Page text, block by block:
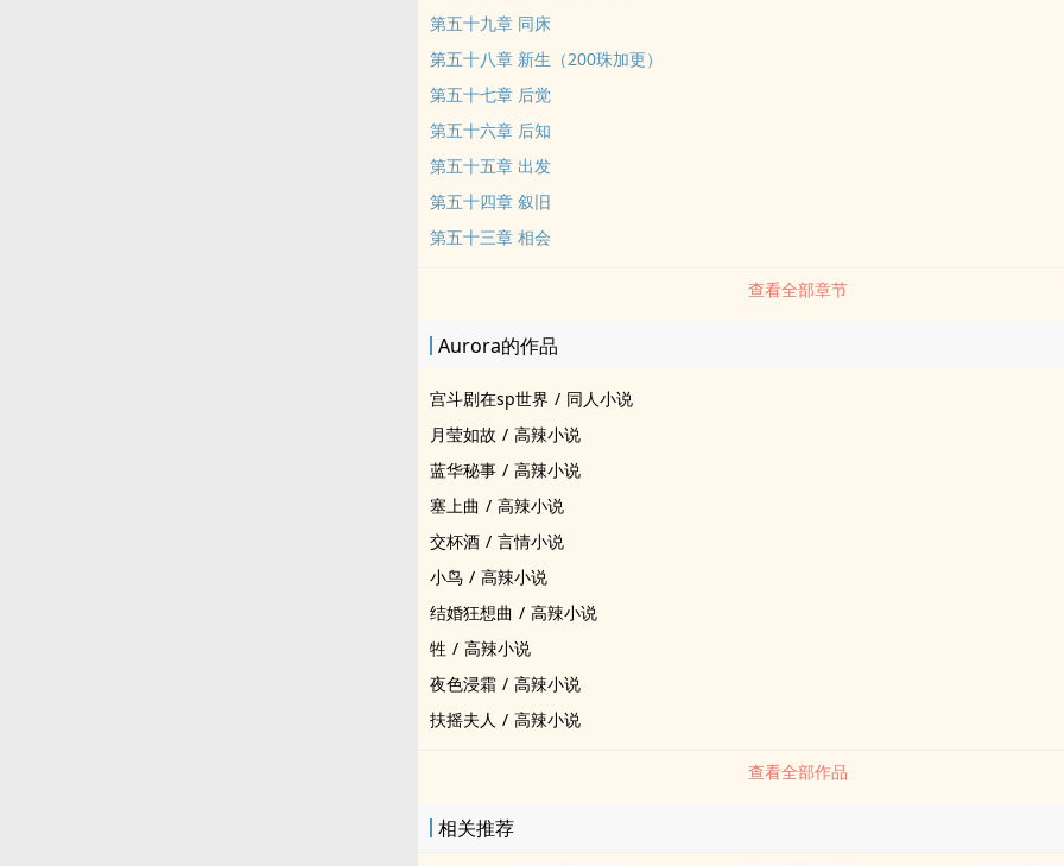
第五十九章 同床
第五十八章 新生（200珠加更）
第五十七章 后觉
第五十六章 后知
第五十五章 出发
第五十四章 叙旧
第五十三章 相会
查看全部章节
Aurora的作品
宫斗剧在sp世界 / 同人小说
月莹如故 / 高辣小说
蓝华秘事 / 高辣小说
塞上曲 / 高辣小说
交杯酒 / 言情小说
小鸟 / 高辣小说
结婚狂想曲 / 高辣小说
牲 / 高辣小说
夜色浸霜 / 高辣小说
扶摇夫人 / 高辣小说
查看全部作品
相关推荐